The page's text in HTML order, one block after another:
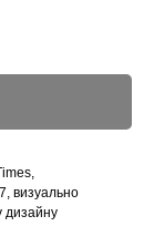
визуально
дизайну